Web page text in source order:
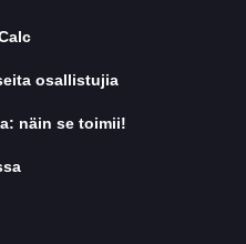
osallistujia
näin se toimii!